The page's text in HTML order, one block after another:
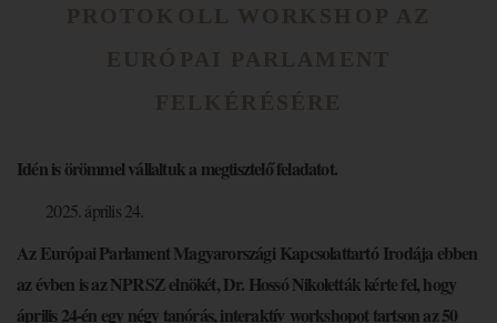
Idén is örömmel vállaltuk a megtisztelő feladatot.
április 24.
Az Európai Parlament Magyarországi Kapcsolattartó Irodája ebben
az évben is az NPRSZ elnökét, Dr. Hossó Nikoletták kérte fel, hogy
április 24-én egy négy tanórás, interaktív workshopot tartson az 50